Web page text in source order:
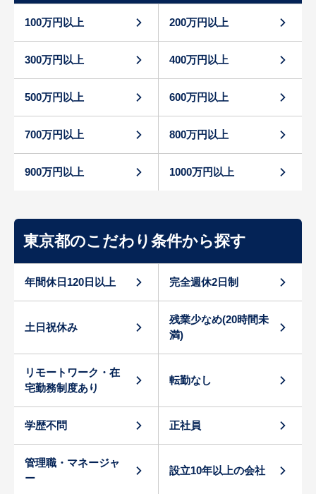
100万円以上 200万円以上
300万円以上 400万円以上
500万円以上 600万円以上
700万円以上 800万円以上
900万円以上 1000万円以上
東京都のこだわり条件から探す
年間休日120日以上 完全週休2日制
土日祝休み
残業少なめ(20時間未
満)
リモートワーク・在
宅勤務制度あり
転勤なし
学歴不問 正社員
管理職・マネージャ
ー
設立10年以上の会社